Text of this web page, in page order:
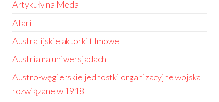
Artykuły na Medal
Atari
Australijskie aktorki filmowe
Austria na uniwersjadach
Austro-węgierskie jednostki organizacyjne wojska
rozwiązane w 1918